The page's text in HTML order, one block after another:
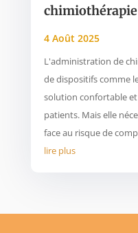
chimiothérapie
4 Août 2025
L'administration de
de dispositifs comme
solution confortable
patients. Mais elle
face au risque de
lire plus